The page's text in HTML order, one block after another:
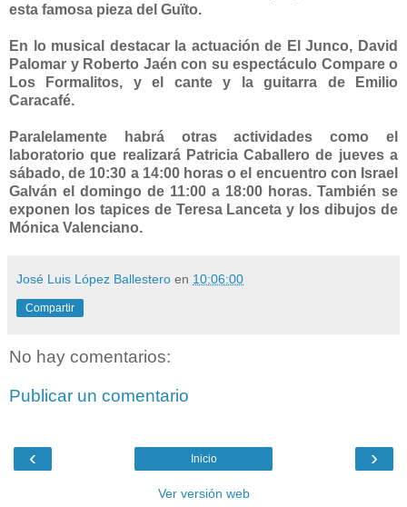
esta famosa pieza del Guïto.
En lo musical destacar la actuación de El Junco, David
Palomar y Roberto Jaén con su espectáculo Compare o
Los Formalitos, y el cante y la guitarra de Emilio
Caracafé.
Paralelamente habrá otras actividades como el
laboratorio que realizará Patricia Caballero de jueves a
sábado, de 10:30 a 14:00 horas o el encuentro con Israel
Galván el domingo de 11:00 a 18:00 horas. También se
exponen los tapices de Teresa Lanceta y los dibujos de
Mónica Valenciano.
José Luis López Ballestero en 10:06:00
Compartir
No hay comentarios:
Publicar un comentario
‹ ›
Inicio
Ver versión web